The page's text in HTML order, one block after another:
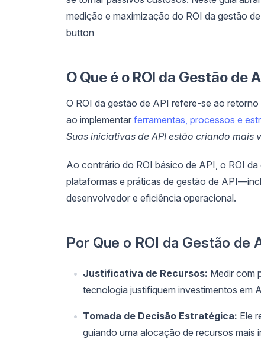
medição e maximização do ROI da gestão
button
O Que é o ROI da Gestão de
O ROI da gestão de API refere-se ao
ao implementar ferramentas, processos e
Suas iniciativas de API estão criando mais
Ao contrário do ROI básico de API, o ROI
plataformas e práticas de gestão de
desenvolvedor e eficiência operacional.
Por Que o ROI da Gestão de
Justificativa de Recursos: Medir com
tecnologia justifiquem investimentos em
Tomada de Decisão Estratégica: Ele
guiando uma alocação de recursos mais